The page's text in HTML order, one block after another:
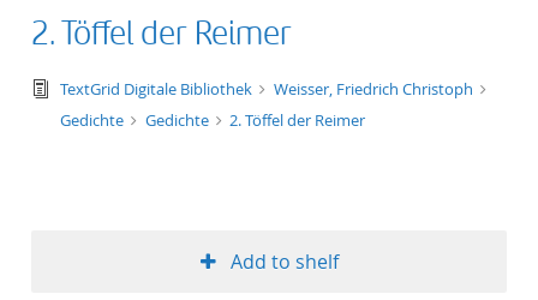
2. Töffel der Reimer
text/tg.edition+tg.aggregation+xml
TextGrid Digitale Bibliothek
Weisser, Friedrich Christoph
Gedichte
Gedichte 2. Töffel der Reimer
Add to shelf